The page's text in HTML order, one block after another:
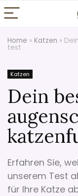
Home » Katzen »
test
Katzen
Dein
Erfahren Sie,
unserem Test
für Ihre Katze